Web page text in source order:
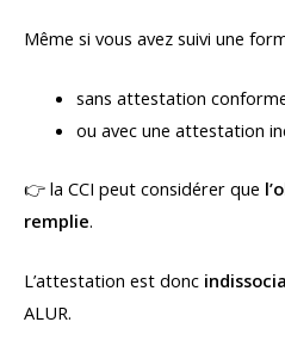
Même si vous avez suivi une
sans attestation
ou avec une attestation
👉 la CCI peut considérer que
remplie.
L’attestation est donc
ALUR.